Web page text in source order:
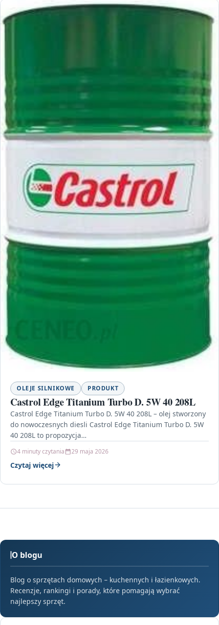
OLEJE SILNIKOWE PRODUKT
Castrol Edge Titanium Turbo D. 5W 40 208L
Castrol Edge Titanium Turbo D. 5W 40 208L – olej stworzony
do nowoczesnych diesli Castrol Edge Titanium Turbo D. 5W
40 208L to propozycja…
4 minuty czytania 29 maja 2026
Czytaj więcej
O blogu
Blog o sprzętach domowych – kuchennych i łazienkowych.
Recenzje, rankingi i porady, które pomagają wybrać
najlepszy sprzęt.